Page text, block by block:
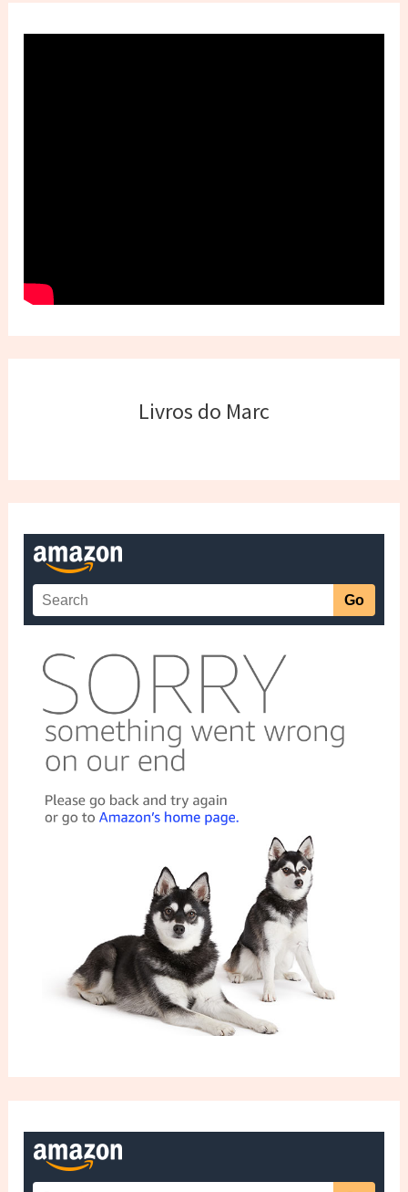
Livros do Marc